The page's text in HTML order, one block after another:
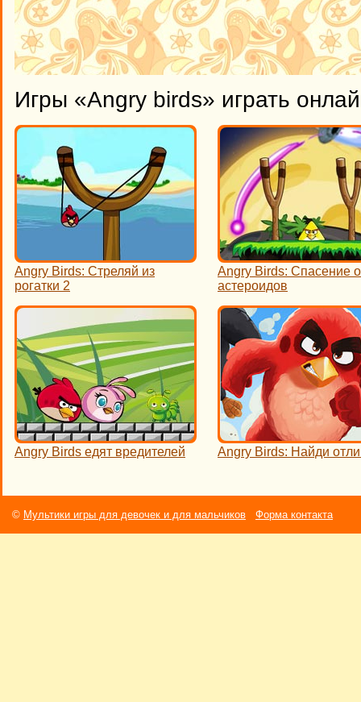
Игры «Angry birds» играть
Angry Birds: Стреляй из
рогатки 2
Angry Birds: Спасение
астероидов
Angry Birds едят вредителей Angry Birds: Найди
© Мультики игры для девочек и для мальчиков Форма контакта